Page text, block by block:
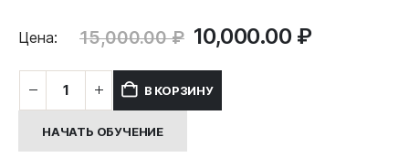
Цена: 15,000.00₽ Первоначальная
составляла
15,000.00 ₽.
10,000.00 ₽Текущая
профессиональной
В КОРЗИНУ
НАЧАТЬ ОБУЧЕНИЕ